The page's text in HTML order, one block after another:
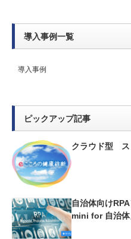
導入事例一覧
導入事例
ピックアップ記事
クラウド型 ス
自治体向け
mini for 自治体